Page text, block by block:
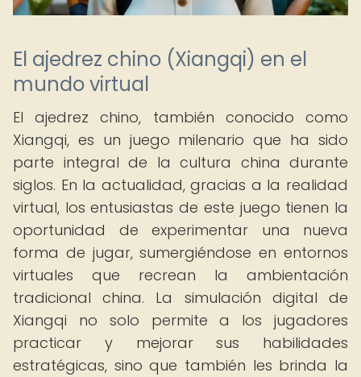
El ajedrez chino (Xiangqi) en el
mundo virtual
El ajedrez chino, también conocido como
Xiangqi, es un juego milenario que ha sido
parte integral de la cultura china durante
siglos. En la actualidad, gracias a la realidad
virtual, los entusiastas de este juego tienen la
oportunidad de experimentar una nueva
forma de jugar, sumergiéndose en entornos
virtuales que recrean la ambientación
tradicional china. La simulación digital de
Xiangqi no solo permite a los jugadores
practicar y mejorar sus habilidades
estratégicas, sino que también les brinda la